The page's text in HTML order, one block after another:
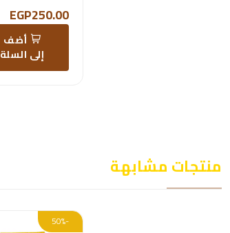
EGP250.00
أضف
إلى السلة
منتجات مشابهة
-50%